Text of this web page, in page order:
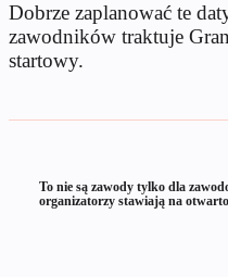
Dobrze zaplanować te
zawodników traktuje
startowy.
To nie są zawody tylko dla
organizatorzy stawiają na